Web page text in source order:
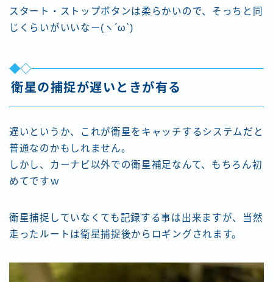
スタート・ストップボタンは柔らかいので、そっちと同
じくらいがいいなー(ヽ´ω`)
衛星の捕捉が遅いときが有る
遅いというか、これが衛星をキャッチするシステムだと
普通なのかもしれません。
しかし、カーナビ以外での衛星補足なんて、もちろん初
めてですｗ
衛星捕捉していなくても記録する事は出来ますが、当然
走ったルートは衛星捕捉後からロギングされます。